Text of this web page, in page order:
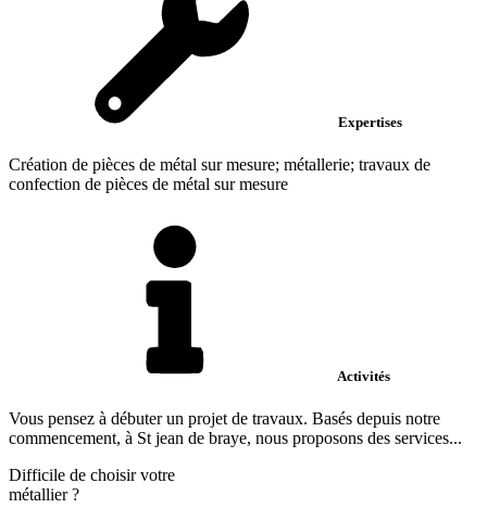
Expertises
Création de pièces de métal sur mesure; métallerie; travaux de
confection de pièces de métal sur mesure
Activités
Vous pensez à débuter un projet de travaux. Basés depuis notre
commencement, à St jean de braye, nous proposons des services...
Difficile de choisir votre
métallier?